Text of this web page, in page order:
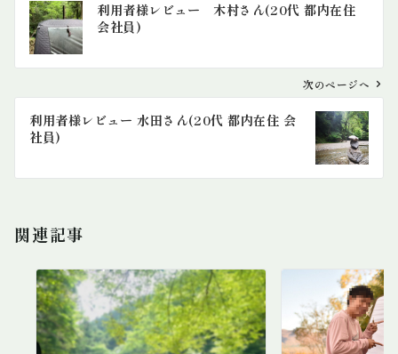
ビ
ン
利用者様レビュー 木村さん(20代 都内在住
会社員)
次のページへ
利用者様レビュー 水田さん(20代 都内在住 会
社員)
関連記事